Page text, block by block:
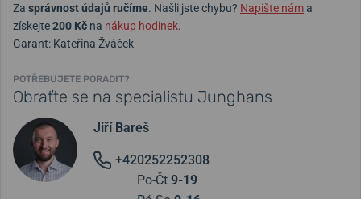
Za správnost údajů ručíme. Našli jste chybu? Napište náma
získejte200 Kč na nákup hodinek.
Garant: Kateřina Žváček
POTŘEBUJETE PORADIT?
Obraťte se na specialistu Junghans
Jiří Bareš
+420252252308
Po-Čt 9-19